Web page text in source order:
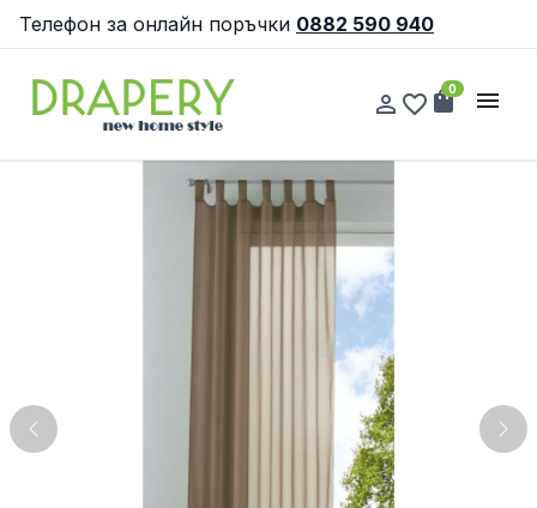
Телефон за онлайн поръчки 0882 590 940
person_outline favorite_border shopping_bag
0 menu
Previous